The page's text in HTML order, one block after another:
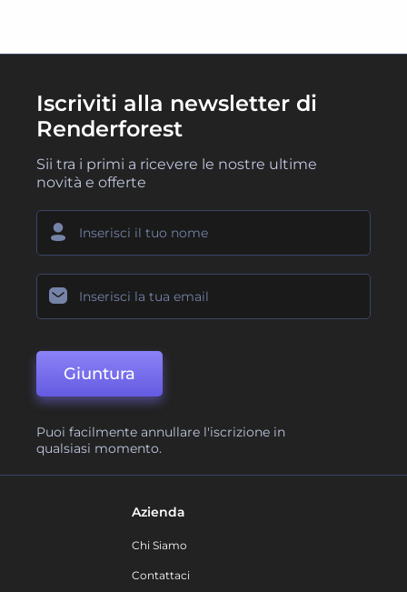
Iscriviti alla newsletter di
Renderforest
Sii tra i primi a ricevere le nostre ultime
novità e offerte
Giuntura
Puoi facilmente annullare l'iscrizione in
qualsiasi momento.
Azienda
Chi Siamo
Contattaci